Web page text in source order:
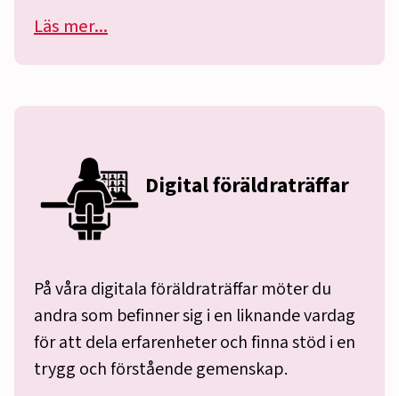
Läs mer...
Digital föräldraträffar
På våra digitala föräldraträffar möter du
andra som befinner sig i en liknande vardag
för att dela erfarenheter och finna stöd i en
trygg och förstående gemenskap.